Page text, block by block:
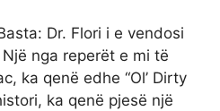
Dr. Flori i e vendosi
Një nga reperët e mi të
ka qenë edhe “Ol’ Dirty
ka qenë pjesë një